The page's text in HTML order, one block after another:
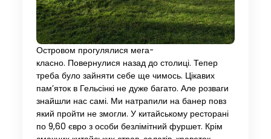
Островом прогулялися мега-
класно. Повернулися назад до столиці. Тепер
треба було зайняти себе ще чимось. Цікавих
пам’яток в Гельсінкі не дуже багато. Але розваги
знайшли нас самі. Ми натрапили на банер повз
який пройти не змогли. У китайському ресторані
по 9,60 євро з особи безлімітний фуршет. Крім